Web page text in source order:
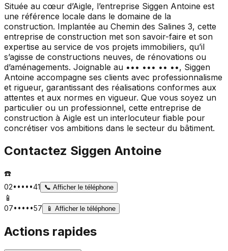
Située au cœur d’Aigle, l’entreprise Siggen Antoine est
une référence locale dans le domaine de la
construction. Implantée au Chemin des Salines 3, cette
entreprise de construction met son savoir-faire et son
expertise au service de vos projets immobiliers, qu’il
s’agisse de constructions neuves, de rénovations ou
d’aménagements. Joignable au ••• ••• •• ••, Siggen
Antoine accompagne ses clients avec professionnalisme
et rigueur, garantissant des réalisations conformes aux
attentes et aux normes en vigueur. Que vous soyez un
particulier ou un professionnel, cette entreprise de
construction à Aigle est un interlocuteur fiable pour
concrétiser vos ambitions dans le secteur du bâtiment.
Contactez Siggen Antoine
☎️
02•••••41 📞 Afficher le téléphone
📱
07•••••57 📱 Afficher le téléphone
Actions rapides